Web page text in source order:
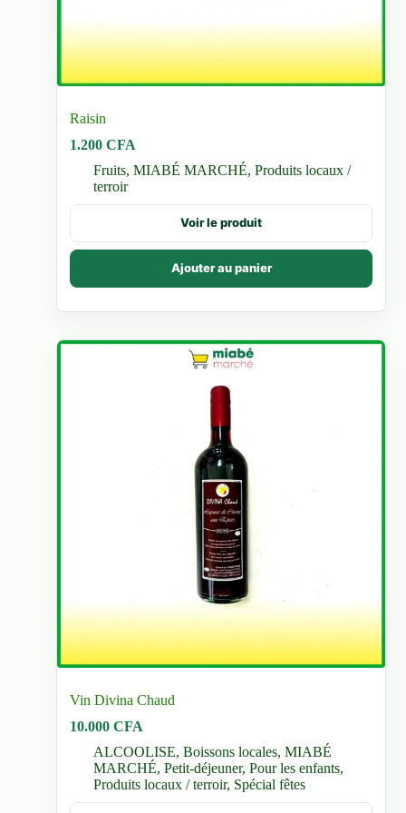
Raisin
1.200CFA
Fruits,MIABÉ MARCHÉ,Produits locaux /
terroir
Voir le produit
Ajouter au panier
Vin Divina Chaud
10.000CFA
ALCOOLISE,Boissons locales,MIABÉ
MARCHÉ,Petit-déjeuner,Pour les enfants,
Produits locaux / terroir, Spécial fêtes